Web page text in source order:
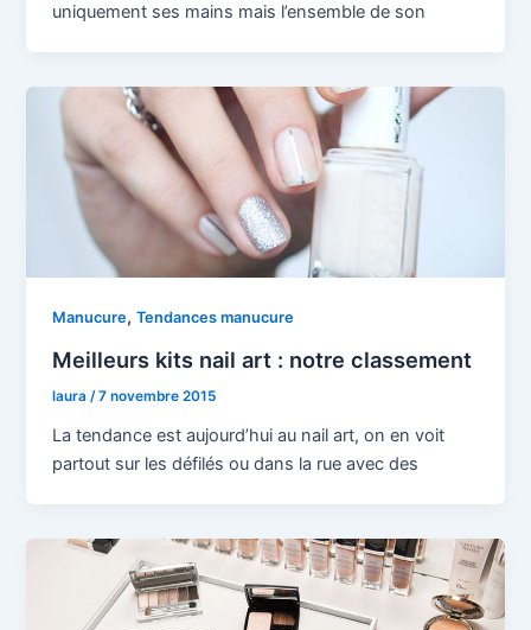
uniquement ses mains mais l’ensemble de son
Manucure,Tendances manucure
Meilleurs kits nail art : notre classement
laura/7 novembre 2015
La tendance est aujourd’hui au nail art, on en voit
partout sur les défilés ou dans la rue avec des